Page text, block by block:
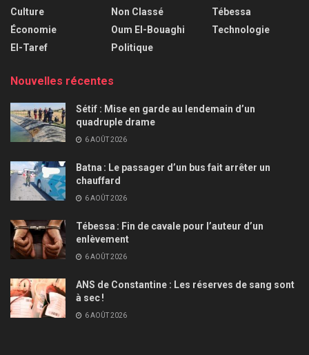
Culture
Économie
El-Taref
Non Classé
Oum El-Bouaghi
Politique
Tébessa
Technologie
Nouvelles récentes
Sétif : Mise en garde au lendemain d’un
quadruple drame
6 AOÛT 2026
Batna : Le passager d’un bus fait arrêter un
chauffard
6 AOÛT 2026
Tébessa : Fin de cavale pour l’auteur d’un
enlèvement
6 AOÛT 2026
ANS de Constantine : Les réserves de sang sont
à sec !
6 AOÛT 2026